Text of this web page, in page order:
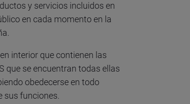
y servicios incluidos en
en cada momento en la
interior que contienen las
que se encuentran todas ellas
obedecerse en todo
sus funciones.